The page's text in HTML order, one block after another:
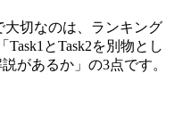
切なのは、ランキング
とTask2を別物とし
があるか」の3点です。